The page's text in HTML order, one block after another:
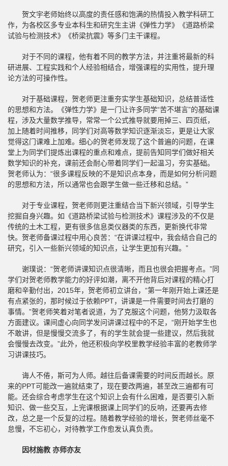
贺文宇老师始终以高度的责任感和饱满的热情投入教学科研工
作，为各校区多专业本科生和研究生主讲《弹性力学》《道路桥梁
试验与检测技术》《桥梁抗震》等多门主干课程。
对于不同的课程，他有着不同的教学方法，并注重将最新的科
研进展、工程实践和个人经验相结合，增强课程的实用性，提升理
论方法的可操作性。
对于基础课程，贺老师更注重夯实学生基础知识，总结普适性
的思想和方法。《弹性力学》是一门让许多同学“苦不堪言”的基础课
程，涉及大量数学推导，常常一个公式推导就要用掉三、四页纸，
加上随着时间推移，同学们对高等数学知识逐渐淡忘，更是让大家
觉得这门课难上加难。细心的贺老师发现了这个普遍的问题，在课
堂上为同学们提炼出课程的重点和难点，提前告知同学们做好相关
数学知识的补充，课前还会耐心带着同学们一起温习，夯实基础。
贺老师认为：“很多课程反映的不是知识点本身，而是如何分析问题
的思想和方法，所以通常也会跟学生做一些迁移和总结。”
对于专业课程，贺老师则更注重结合当下新兴领域，引导学生
挖掘自身兴趣。如《道路桥梁试验与检测技术》课程涉及的不仅是
传统的土木工程，更有很多信息类仪器类的东西，更新换代非常
快。贺老师备课过程中用心良苦：“在讲课过程中，我会结合自己的
研究，引入一些新兴领域的知识点，让学生更加有兴趣。”
谢璞说：“贺老师讲课知识点很清晰，而且也很会把握考点。”同
学们对贺老师教学能力的好评如潮，离不开他背后对课程的精心打
磨和辛勤付出，2015年，贺老师初立讲台，“第一年刚开始上课还是
有点紧张的，那时候过于依赖PPT，讲课是一件需要时间去打磨的
事情。”贺老师笑着对笔者说道，为了克服这个问题，他努力汲取各
方面建议。课间虚心向同学发问讲课过程中的不足，“刚开始学生也
不敢讲，但是慢慢交流多了，有的学生就会提一些建议，然后我就
会慢慢去改变。”此外，他还积极向学校里教学经验丰富的老教师学
习讲课技巧。
诲人不倦，斯可为人师。越往后备课需要的时间反而越长。原
来的PPT可能改一遍就结束了，现在要改两遍，甚至改三遍都有可
能。还会综合考虑学生在这个知识上会有什么困难，是否要引入新
知识、做一些交互，上完课根据课上同学们的反响，还要再去修
改，总之是一个反复的过程。随着教学经验的增长，贺老师丝毫不
怠慢，不忘初心，对待教学工作愈发认真负责。
因材施教 亦师亦友